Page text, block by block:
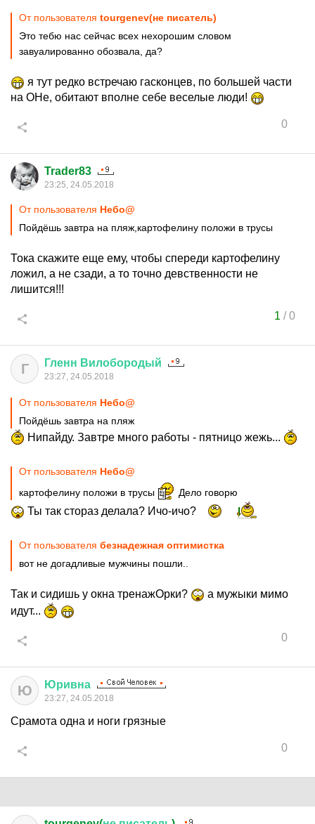
От пользователя tourgenev(не писатель)
Это тебю нас сейчас всех нехорошим словом
завуалированно обозвала, да?
я тут редко встречаю гасконцев, по большей части
на ОНе, обитают вполне себе веселые люди!
0
Trader83
23:25, 24.05.2018
От пользователя Небо@
Пойдёшь завтра на пляж,картофелину положи в трусы
Тока скажите еще ему, чтобы спереди картофелину
ложил, а не сзади, а то точно девственности не
лишится!!!
1 /0
Г Гленн Вилобородый
23:27, 24.05.2018
От пользователя Небо@
Пойдёшь завтра на пляж
Нипайду. Завтре много работы - пятницо жежь...
От пользователя Небо@
картофелину положи в трусы
Дело говорю
Ты так стораз делала? Ичо-ичо?
От пользователя безнадежная оптимистка
вот не догадливые мужчины пошли..
Так и сидишь у окна тренажОрки?
а мужыки мимо
идут...
0
Ю Юривна
23:27, 24.05.2018
Срамота одна и ноги грязные
0